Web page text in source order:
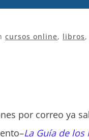
cursos online, libros,
por correo ya
La Guía de los